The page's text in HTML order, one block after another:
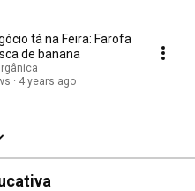
tá na Feira: Farofa
de banana
4 years ago